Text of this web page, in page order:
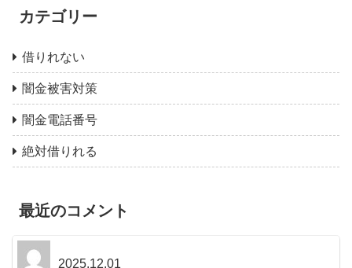
カテゴリー
借りれない
闇金被害対策
闇金電話番号
絶対借りれる
最近のコメント
2025.12.01